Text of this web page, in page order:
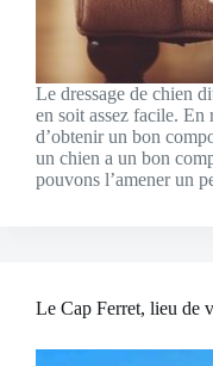
Le dressage de chien
en soit assez facile.
d’obtenir un bon
un chien a un bon
pouvons l’amener un
Le Cap Ferret, lieu de